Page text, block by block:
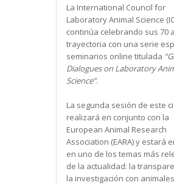
La International Council for
Laboratory Animal Science
continúa celebrando sus 70
trayectoria con una serie
seminarios online titulada
Dialogues on Laboratory
Science”.
La segunda sesión de este
realizará en conjunto con la
European Animal Research
Association (EARA) y estará
en uno de los temas más
de la actualidad: la
la investigación con